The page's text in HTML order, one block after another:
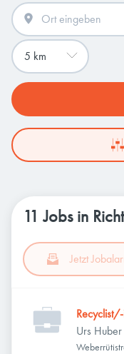
11 Jobs in
Jetzt
Urs